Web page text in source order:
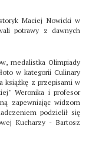
Maciej Nowicki w
potrawy z dawnych
medalistka Olimpiady
w kategorii Culinary
książkę z przepisami w
Weronika i profesor
zapewniając widzom
podzielił się
Kucharzy - Bartosz